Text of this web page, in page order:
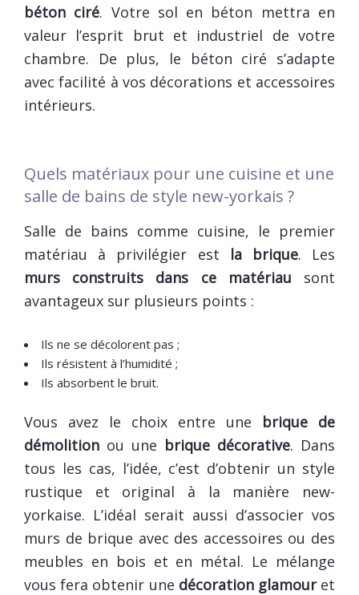
béton ciré. Votre sol en béton mettra en
valeur l’esprit brut et industriel de votre
chambre. De plus, le béton ciré s’adapte
avec facilité à vos décorations et accessoires
intérieurs.
Quels matériaux pour une cuisine et une
salle de bains de style new-yorkais ?
Salle de bains comme cuisine, le premier
matériau à privilégier est la brique. Les
murs construits dans ce matériau sont
avantageux sur plusieurs points :
Ils ne se décolorent pas ;
Ils résistent à l’humidité ;
Ils absorbent le bruit.
Vous avez le choix entre une brique de
démolition ou une brique décorative. Dans
tous les cas, l’idée, c’est d’obtenir un style
rustique et original à la manière new-
yorkaise. L’idéal serait aussi d’associer vos
murs de brique avec des accessoires ou des
meubles en bois et en métal. Le mélange
vous fera obtenir une décoration glamouret